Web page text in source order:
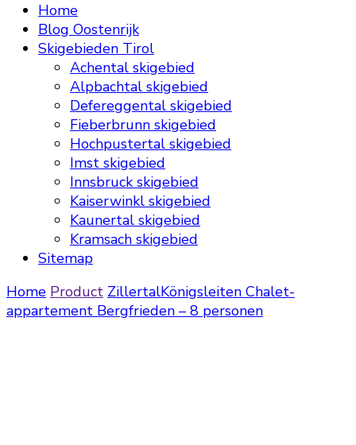
Home
Blog Oostenrijk
Skigebieden Tirol
Achental skigebied
Alpbachtal skigebied
Defereggental skigebied
Fieberbrunn skigebied
Hochpustertal skigebied
Imst skigebied
Innsbruck skigebied
Kaiserwinkl skigebied
Kaunertal skigebied
Kramsach skigebied
Sitemap
Home Product ZillertalKönigsleiten Chalet-
appartement Bergfrieden – 8 personen